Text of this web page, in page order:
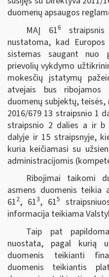
duomenų apsaugos
MAĮ 616
nustatoma, kad
sistemas saugant nuo
prievolių vykdymo
mokesčių įstatymų
atvejais bus ribojamos
duomenų subjektų,
2016/679 13 straipsnio 1
straipsnio 2 dalies a ir b
dalyje ir 15 straipsnyje,
kuria keičiamasi su
administracijomis
Ribojimai taikomi
asmens duomenis teikia
612, 613, 615
informacija teikiama
Taip pat
nuostata, pagal kurią
duomenis teikianti
duomenis teikiantis